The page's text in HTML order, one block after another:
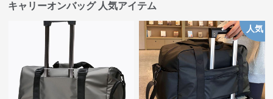
キャリーオンバッグ 人気アイテム
人気